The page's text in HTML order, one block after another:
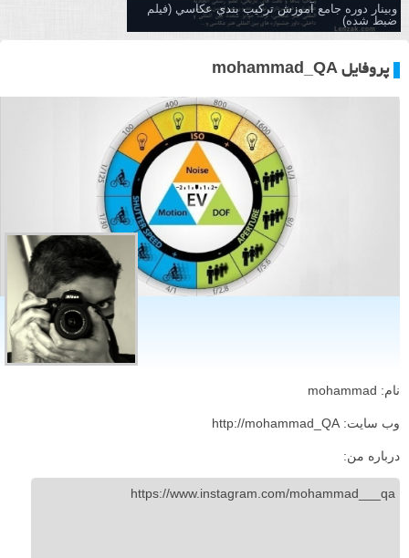
وبینار دوره جامع آموزش تركيب بندي عكاسي (فیلم
ضبط شده)
پروفایل mohammad_QA
نام: mohammad
وب سایت: http://mohammad_QA
درباره من:
https://www.instagram.com/mohammad___qa